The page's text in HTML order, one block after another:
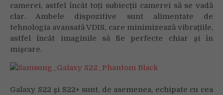
camerei, astfel încât toți subiecții camerei să se vadă
clar. Ambele dispozitive sunt alimentate de
tehnologia avansată VDIS, care minimizează vibrațiile,
astfel încât imaginile să fie perfecte chiar și în
mișcare.
Galaxy S22 și S22+ sunt, de asemenea, echipate cu cea